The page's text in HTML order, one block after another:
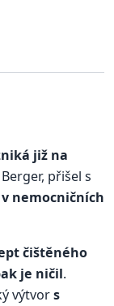
již na
přišel s
nemocničních
čištěného
je ničil.
výtvors